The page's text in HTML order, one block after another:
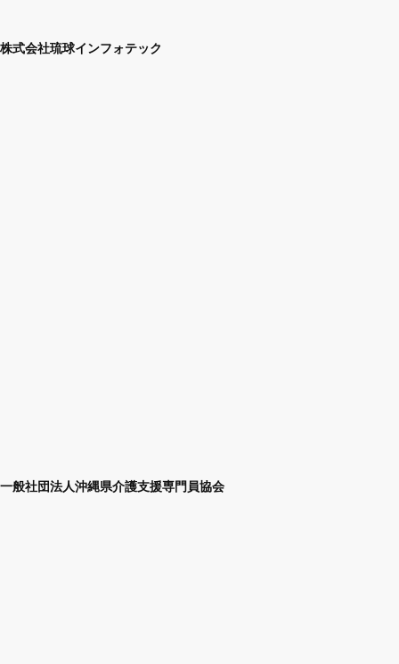
株式会社琉球インフォテック
一般社団法人沖縄県介護支援専門員協会